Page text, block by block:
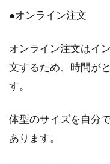
●オンライン注文
オンライン注文はイ
文するため、時間が
す。
体型のサイズを自分
あります。